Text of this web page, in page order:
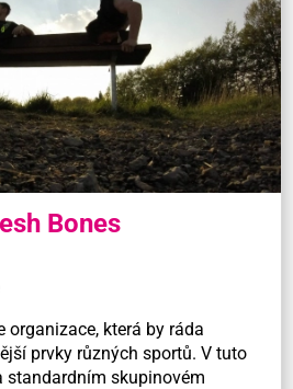
Bones
organizace, která by ráda
prvky různých sportů. V tuto
standardním skupinovém